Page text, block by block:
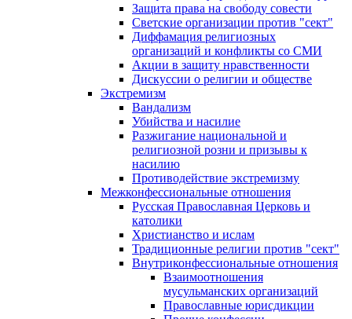
Защита права на свободу совести
Светские организации против "сект"
Диффамация религиозных
организаций и конфликты со СМИ
Акции в защиту нравственности
Дискуссии о религии и обществе
Экстремизм
Вандализм
Убийства и насилие
Разжигание национальной и
религиозной розни и призывы к
насилию
Противодействие экстремизму
Межконфессиональные отношения
Русская Православная Церковь и
католики
Христианство и ислам
Традиционные религии против "сект"
Внутриконфессиональные отношения
Взаимоотношения
мусульманских организаций
Православные юрисдикции